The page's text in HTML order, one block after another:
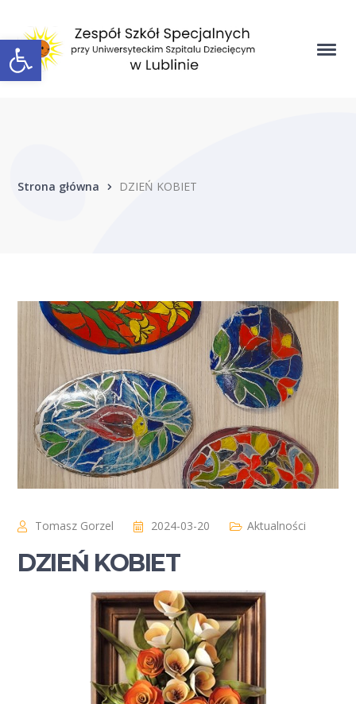
Open toolbar
Strona główna DZIEŃ KOBIET
Tomasz Gorzel 2024-03-20 Aktualności
DZIEŃ KOBIET